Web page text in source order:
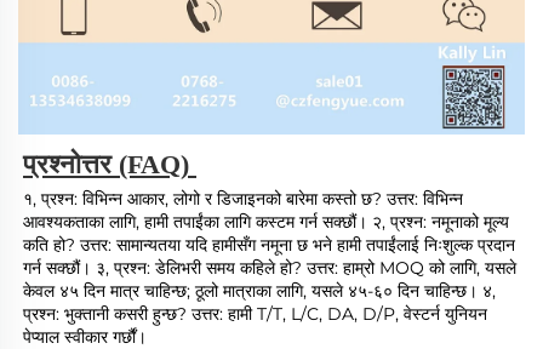
प्रश्नोत्तर (FAQ)
१, प्रश्न: विभिन्न आकार, लोगो र डिजाइनको बारेमा कस्तो छ? उत्तर: विभिन्न
आवश्यकताका लागि, हामी तपाईंका लागि कस्टम गर्न सक्छौं। २, प्रश्न: नमूनाको मूल्य
कति हो? उत्तर: सामान्यतया यदि हामीसँग नमूना छ भने हामी तपाईंलाई निःशुल्क प्रदान
गर्न सक्छौं। ३, प्रश्न: डेलिभरी समय कहिले हो? उत्तर: हाम्रो MOQ को लागि, यसले
केवल ४५ दिन मात्र चाहिन्छ; ठूलो मात्राका लागि, यसले ४५-६० दिन चाहिन्छ। ४,
प्रश्न: भुक्तानी कसरी हुन्छ? उत्तर: हामी T/T, L/C, DA, D/P, वेस्टर्न युनियन
पेप्याल स्वीकार गर्छौं।